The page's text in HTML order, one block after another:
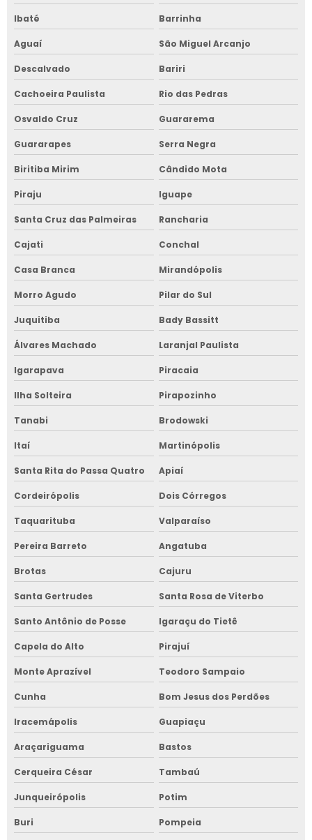
Ibaté Barrinha
Aguaí São Miguel Arcanjo
Descalvado Bariri
Cachoeira Paulista Rio das Pedras
Osvaldo Cruz Guararema
Guararapes Serra Negra
Biritiba Mirim Cândido Mota
Piraju Iguape
Santa Cruz das Palmeiras Rancharia
Cajati Conchal
Casa Branca Mirandópolis
Morro Agudo Pilar do Sul
Juquitiba Bady Bassitt
Álvares Machado Laranjal Paulista
Igarapava Piracaia
Ilha Solteira Pirapozinho
Tanabi Brodowski
Itaí Martinópolis
Santa Rita do Passa Quatro Apiaí
Cordeirópolis Dois Córregos
Taquarituba Valparaíso
Pereira Barreto Angatuba
Brotas Cajuru
Santa Gertrudes Santa Rosa de Viterbo
Santo Antônio de Posse Igaraçu do Tietê
Capela do Alto Pirajuí
Monte Aprazível Teodoro Sampaio
Cunha Bom Jesus dos Perdões
Iracemápolis Guapiaçu
Araçariguama Bastos
Cerqueira César Tambaú
Junqueirópolis Potim
Buri Pompeia